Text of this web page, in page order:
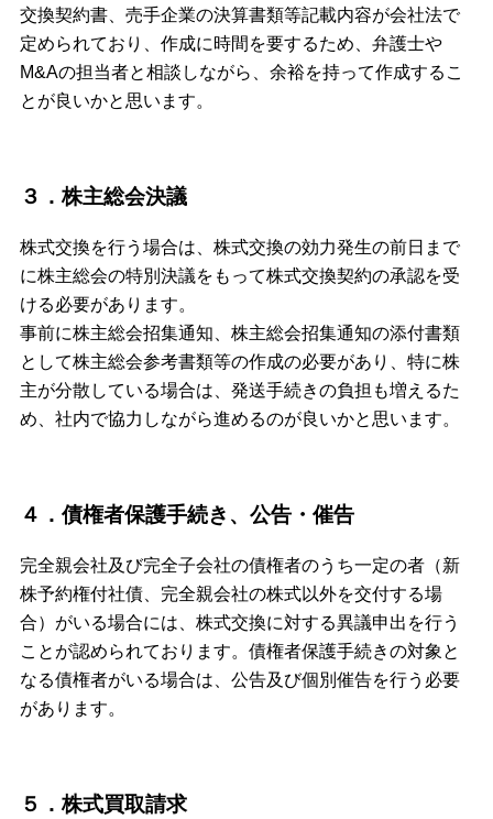
交換契約書、売手企業の決算書類等記載内容が会社法で
定められており、作成に時間を要するため、弁護士や
M&Aの担当者と相談しながら、余裕を持って作成するこ
とが良いかと思います。
３．株主総会決議
株式交換を行う場合は、株式交換の効力発生の前日まで
に株主総会の特別決議をもって株式交換契約の承認を受
ける必要があります。
事前に株主総会招集通知、株主総会招集通知の添付書類
として株主総会参考書類等の作成の必要があり、特に株
主が分散している場合は、発送手続きの負担も増えるた
め、社内で協力しながら進めるのが良いかと思います。
４．債権者保護手続き、公告・催告
完全親会社及び完全子会社の債権者のうち一定の者（新
株予約権付社債、完全親会社の株式以外を交付する場
合）がいる場合には、株式交換に対する異議申出を行う
ことが認められております。債権者保護手続きの対象と
なる債権者がいる場合は、公告及び個別催告を行う必要
があります。
５．株式買取請求